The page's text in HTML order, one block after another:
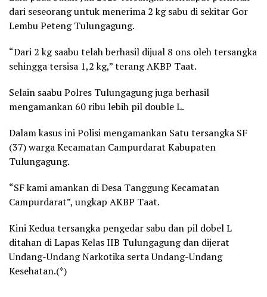
dari seseorang untuk menerima 2 kg sabu di sekitar Gor
Lembu Peteng Tulungagung.
“Dari 2 kg saabu telah berhasil dijual 8 ons oleh tersangka
sehingga tersisa 1,2 kg,” terang AKBP Taat.
Selain saabu Polres Tulungagung juga berhasil
mengamankan 60 ribu lebih pil double L.
Dalam kasus ini Polisi mengamankan Satu tersangka SF
(37) warga Kecamatan Campurdarat Kabupaten
Tulungagung.
“SF kami amankan di Desa Tanggung Kecamatan
Campurdarat”, ungkap AKBP Taat.
Kini Kedua tersangka pengedar sabu dan pil dobel L
ditahan di Lapas Kelas IIB Tulungagung dan dijerat
Undang-Undang Narkotika serta Undang-Undang
Kesehatan.(*)